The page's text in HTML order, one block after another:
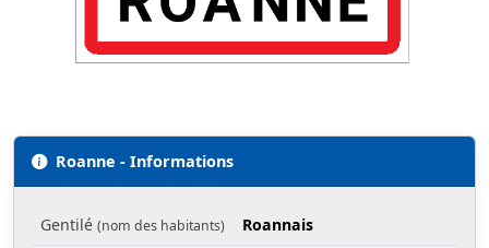
Roanne - Informations
Gentilé (nom des habitants)
Roannais